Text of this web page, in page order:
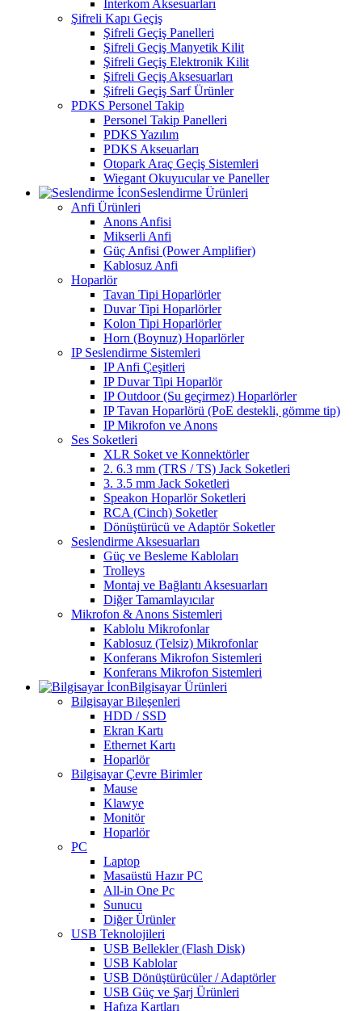
İnterkom Aksesuarları
Şifreli Kapı Geçiş
Şifreli Geçiş Panelleri
Şifreli Geçiş Manyetik Kilit
Şifreli Geçiş Elektronik Kilit
Şifreli Geçiş Aksesuarları
Şifreli Geçiş Sarf Ürünler
PDKS Personel Takip
Personel Takip Panelleri
PDKS Yazılım
PDKS Akseuarları
Otopark Araç Geçiş Sistemleri
Wiegant Okuyucular ve Paneller
Seslendirme Ürünleri
Anfi Ürünleri
Anons Anfisi
Mikserli Anfi
Güç Anfisi (Power Amplifier)
Kablosuz Anfi
Hoparlör
Tavan Tipi Hoparlörler
Duvar Tipi Hoparlörler
Kolon Tipi Hoparlörler
Horn (Boynuz) Hoparlörler
IP Seslendirme Sistemleri
IP Anfi Çeşitleri
IP Duvar Tipi Hoparlör
IP Outdoor (Su geçirmez) Hoparlörler
IP Tavan Hoparlörü (PoE destekli, gömme tip)
IP Mikrofon ve Anons
Ses Soketleri
XLR Soket ve Konnektörler
2. 6.3 mm (TRS / TS) Jack Soketleri
3. 3.5 mm Jack Soketleri
Speakon Hoparlör Soketleri
RCA (Cinch) Soketler
Dönüştürücü ve Adaptör Soketler
Seslendirme Aksesuarları
Güç ve Besleme Kabloları
Trolleys
Montaj ve Bağlantı Aksesuarları
Diğer Tamamlayıcılar
Mikrofon & Anons Sistemleri
Kablolu Mikrofonlar
Kablosuz (Telsiz) Mikrofonlar
Konferans Mikrofon Sistemleri
Konferans Mikrofon Sistemleri
Bilgisayar Ürünleri
Bilgisayar Bileşenleri
HDD / SSD
Ekran Kartı
Ethernet Kartı
Hoparlör
Bilgisayar Çevre Birimler
Mause
Klawye
Monitör
Hoparlör
PC
Laptop
Masaüstü Hazır PC
All-in One Pc
Sunucu
Diğer Ürünler
USB Teknolojileri
USB Bellekler (Flash Disk)
USB Kablolar
USB Dönüştürücüler / Adaptörler
USB Güç ve Şarj Ürünleri
Hafıza Kartları